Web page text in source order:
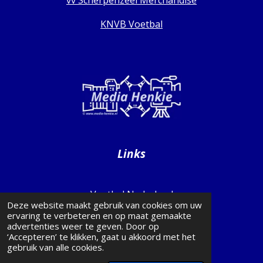
Deze website maakt gebruik van cookies om uw
ervaring te verbeteren en op maat gemaakte
advertenties weer te geven. Door op
‘Accepteren’ te klikken, gaat u akkoord met het
gebruik van alle cookies.
KNVB Voetbal
Links
Voetbal Nederland
Voetbal Gelderland
Transfermarkt